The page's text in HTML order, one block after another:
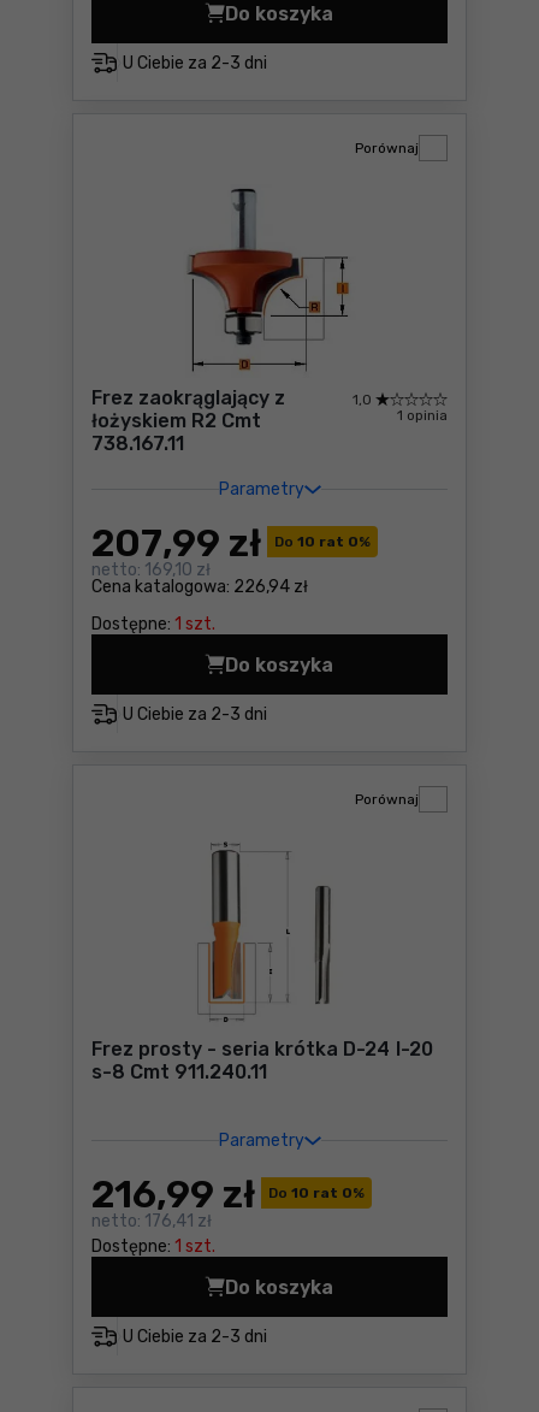
U Ciebie za 2-3 dni
Do koszyka
Frez zaokrąglający z
Frez zaokrąglający z
łożyskiem R2 Cmt
738.167.11
Parametry
1,0
1 opinia
Do 10 rat 0%
Cena katalogowa: 226,94 zł
207,99 zł
netto: 169,10 zł
Dostępne: 1 szt.
Porównaj
U Ciebie za 2-3 dni
Do koszyka
Frez zaokrąglający z
Frez prosty - seria krótka D-24 I-20
s-8 Cmt 911.240.11
Parametry
Do 10 rat 0%
216,99 zł
netto: 176,41 zł
Dostępne: 1 szt.
Porównaj
U Ciebie za 2-3 dni
Do koszyka